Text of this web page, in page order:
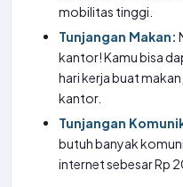
mobilitas tinggi.
Tunjangan Makan:
kantor! Kamu bisa
hari kerja buat
kantor.
Tunjangan
butuh banyak
internet sebesar Rp